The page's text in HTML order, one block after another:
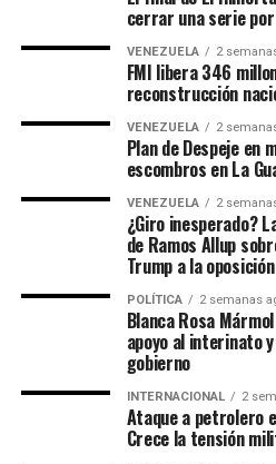
cerrar una serie
VENEZUELA 2
FMI libera 346
reconstrucción
VENEZUELA 2
Plan de Despeje en
escombros en La
VENEZUELA 2
¿Giro inesperado?
de Ramos Allup
Trump a la oposición
POLÍTICA 2 semanas
Blanca Rosa
apoyo al interinato
gobierno
INTERNACIONAL 2
Ataque a petrolero
Crece la tensión